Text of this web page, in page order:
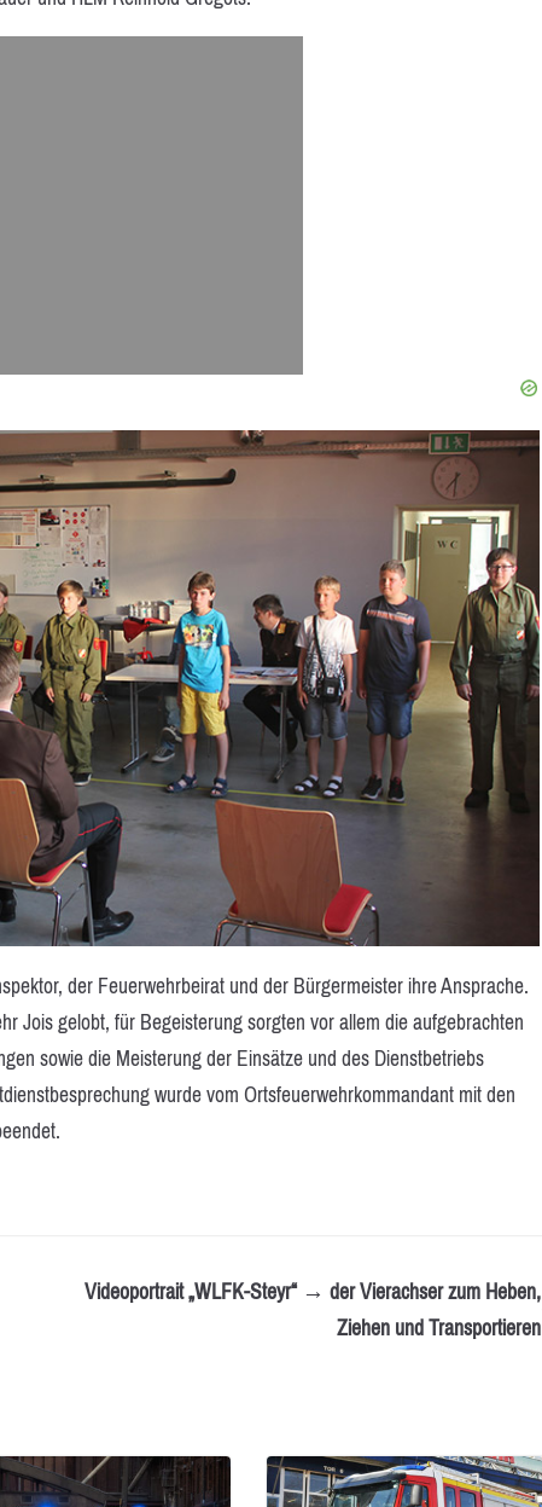
der Feuerwehrbeirat und der Bürgermeister ihre Ansprache.
Jois gelobt, für Begeisterung sorgten vor allem die aufgebrachten
sowie die Meisterung der Einsätze und des Dienstbetriebs
wurde vom Ortsfeuerwehrkommandant mit den
Videoportrait „WLFK-Steyr“ → der Vierachser zum Heben,
Ziehen und Transportieren